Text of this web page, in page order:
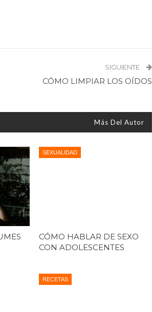
SIGUIENTE
CÓMO LIMPIAR LOS OÍDOS
Más Del Autor
SEXUALIDAD
CÓMO HABLAR DE SEXO
CON ADOLESCENTES
RECETAS